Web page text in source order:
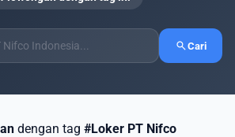
searchCari
dengan tag #Loker PT Nifco